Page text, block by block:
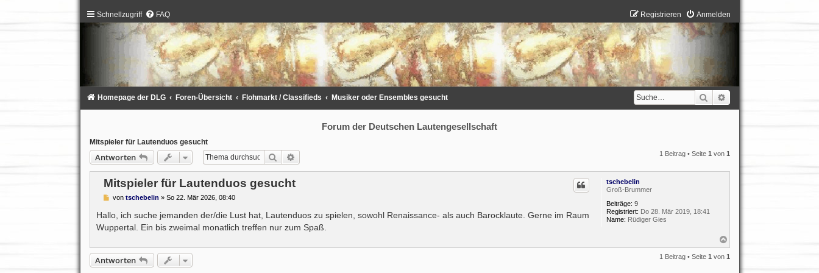
Schnellzugriff FAQ Anmelden
Registrieren
Suche
Homepage der DLG Foren-Übersicht Flohmarkt / Classifieds Musiker oder Ensembles gesucht
Forum der Deutschen Lautengesellschaft
Mitspieler für Lautenduos gesucht
Antworten Suche 1 Beitrag • Seite 1 von 1
tschebelin
Groß-Brummer
Beiträge: 9
Registriert: Do 28. Mär 2019, 18:41
Name: Rüdiger Gies
Mitspieler für Lautenduos gesucht
B
i
t
r
vontschebelin »So 22. Mär 2026, 08:40
Hallo, ich suche jemanden der/die Lust hat, Lautenduos zu spielen, sowohl Renaissance- als auch Barocklaute. Gerne im Raum
Wuppertal. Ein bis zweimal monatlich treffen nur zum Spaß.
a
c
Antworten 1 Beitrag • Seite 1von 1